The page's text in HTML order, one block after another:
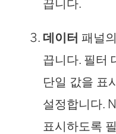
끕니다.
데이터 패널의
끕니다. 필터
단일 값을 표
설정합니다.
표시하도록